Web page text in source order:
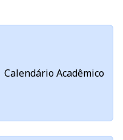
Calendário Acadêmico